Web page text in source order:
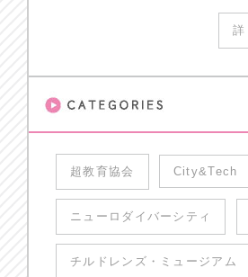
超教育協会 City&Tech
ニューロダイバーシティ
チルドレンズ・ミュージアム